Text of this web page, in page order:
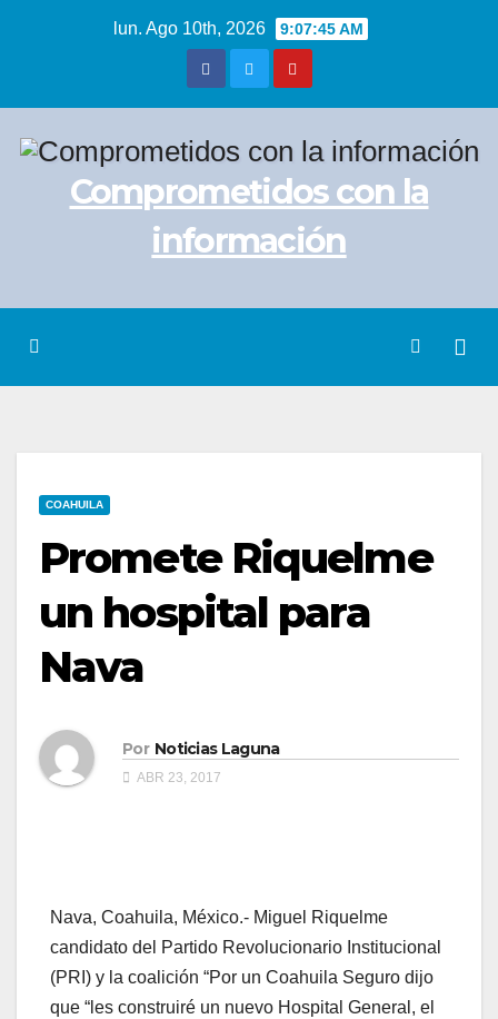
lun. Ago 10th, 2026 9:07:45 AM
Comprometidos con la
información
COAHUILA
Promete Riquelme
un hospital para
Nava
Por Noticias Laguna
ABR 23, 2017
Nava, Coahuila, México.- Miguel Riquelme
candidato del Partido Revolucionario Institucional
(PRI) y la coalición “Por un Coahuila Seguro dijo
que “les construiré un nuevo Hospital General, el